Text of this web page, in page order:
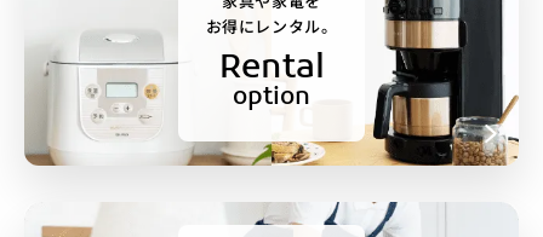
お得にレンタル。
Rental
option